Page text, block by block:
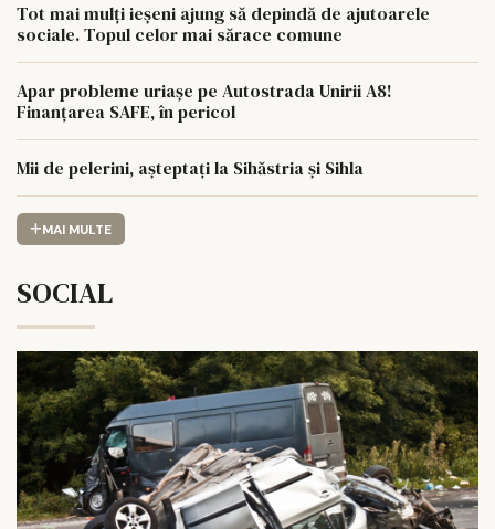
Tot mai mulți ieșeni ajung să depindă de ajutoarele
sociale. Topul celor mai sărace comune
Apar probleme uriașe pe Autostrada Unirii A8!
Finanțarea SAFE, în pericol
Mii de pelerini, așteptați la Sihăstria și Sihla
MAI MULTE
SOCIAL